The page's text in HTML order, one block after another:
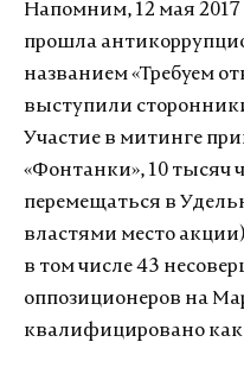
Напомним, 12 мая
прошла
названием «Требуем
выступили
Участие в митинге
«Фонтанки», 10 тысяч
перемещаться в
властями место
в том числе 43
оппозиционеров на
квалифицировано